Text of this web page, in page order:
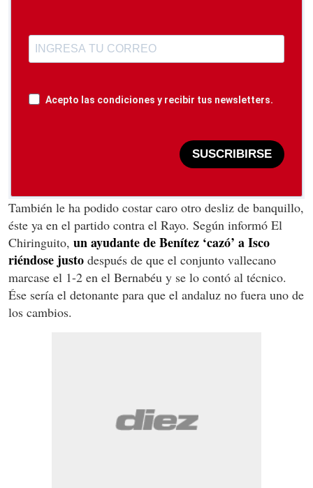
Acepto las condiciones y recibir tus newsletters.
SUSCRIBIRSE
También le ha podido costar caro otro desliz de banquillo,
éste ya en el partido contra el Rayo. Según informó El
Chiringuito, un ayudante de Benítez ‘cazó’ a Isco
riéndose justo después de que el conjunto vallecano
marcase el 1-2 en el Bernabéu y se lo contó al técnico.
Ése sería el detonante para que el andaluz no fuera uno de
los cambios.